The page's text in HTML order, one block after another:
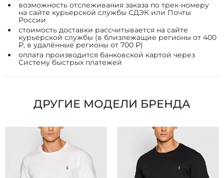
возможность отслеживания заказа по трек-номеру
на сайте курьерской службы СДЭК или Почты
России
стоимость доставки рассчитывается на сайте
курьерской службы (в близлежащие регионы от 400
₽, в удалённые регионы от 700 ₽)
оплата производится банковской картой через
Систему быстрых платежей
ДРУГИЕ МОДЕЛИ БРЕНДА